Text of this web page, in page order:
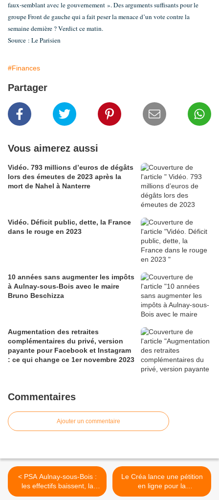
faux-semblant avec le gouvernement ». Des arguments suffisants pour le
groupe Front de gauche qui a fait peser la menace d’un vote contre la
semaine dernière ? Verdict ce matin.
Source : Le Parisien
#Finances
Partager
Vous aimerez aussi
Vidéo. 793 millions d’euros de dégâts
lors des émeutes de 2023 après la
mort de Nahel à Nanterre
Vidéo. Déficit public, dette, la France
dans le rouge en 2023
10 années sans augmenter les impôts
à Aulnay-sous-Bois avec le maire
Bruno Beschizza
Augmentation des retraites
complémentaires du privé, version
payante pour Facebook et Instagram
: ce qui change ce 1er novembre 2023
Commentaires
Ajouter un commentaire
< PSA Aulnay-sous-Bois :
les effectifs baissent, la
grève continue
Le Créa lance une pétition
en ligne pour la
construction d’un centre de